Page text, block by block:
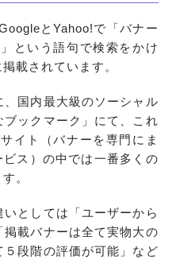
とYahoo!で「バナー
という語句で検索をかけ
載されています。
国内最大級のソーシャル
ックマーク」にて、これ
イト（バナーを専門にま
ス）の中では一番多くの
。
としては「ユーザーから
載バナーは全て実物大の
段階の評価が可能」など